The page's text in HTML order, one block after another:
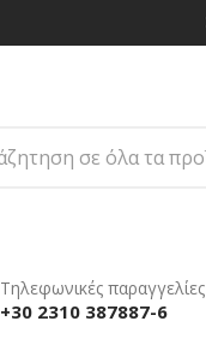
Τηλεφωνικές παραγγελίες
+30 2310 387887-6